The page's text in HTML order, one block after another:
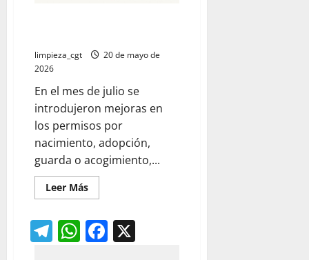
limpieza_cgt
20 de mayo de
2026
En el mes de julio se
introdujeron mejoras en
los permisos por
nacimiento, adopción,
guarda o acogimiento,...
Leer MásLeer
más
Permisos
por
nacimiento
Telegram
WhatsApp
Facebook